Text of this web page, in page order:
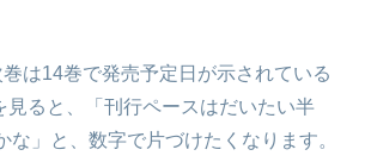
は14巻で発売予定日が示されている
ると、「刊行ペースはだいたい半
な」と、数字で片づけたくなります。